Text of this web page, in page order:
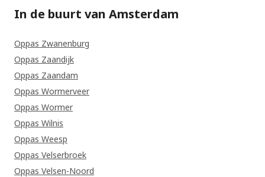
In de buurt van Amsterdam
Oppas Zwanenburg
Oppas Zaandijk
Oppas Zaandam
Oppas Wormerveer
Oppas Wormer
Oppas Wilnis
Oppas Weesp
Oppas Velserbroek
Oppas Velsen-Noord